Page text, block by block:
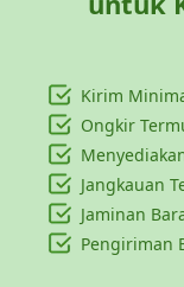
Kirim
Ongkir
Jangkauan
Jaminan
Pengiriman